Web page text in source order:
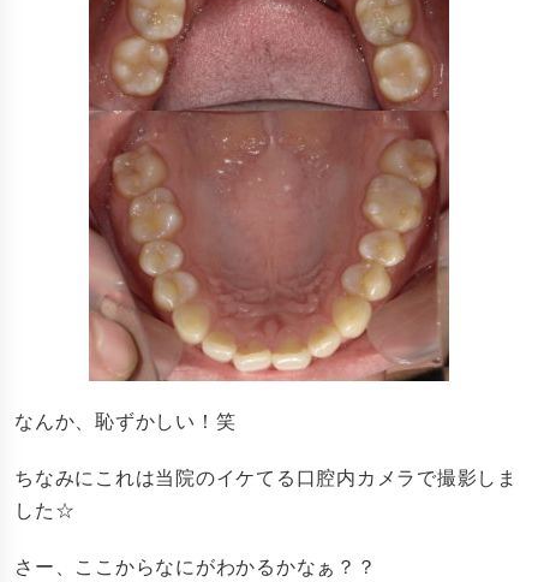
なんか、恥ずかしい！笑
ちなみにこれは当院のイケてる口腔内カメラで撮影しま
した☆
さー、ここからなにがわかるかなぁ？？